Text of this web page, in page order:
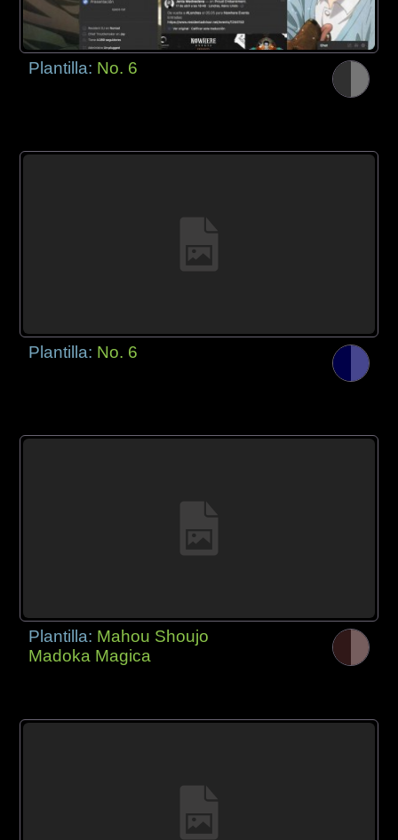
Plantilla: No. 6
Plantilla: No. 6
Plantilla: Mahou Shoujo
Madoka Magica